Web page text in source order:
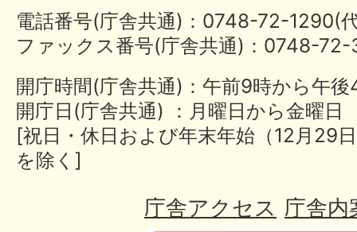
電話番号(庁舎共通)：0748-72-
ファックス番号(庁舎共通)：0748-
開庁時間(庁舎共通)：午前9時から午
開庁日(庁舎共通) ：月曜日から金曜日
[祝日・休日および年末年始（12月29
を除く]
庁舎アクセス 庁舎内